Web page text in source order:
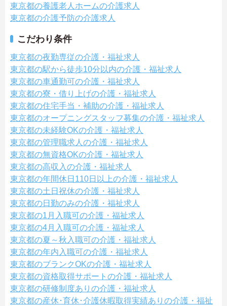
東京都の養護老人ホームの介護求人
東京都の介護予防の介護求人
こだわり条件
東京都の夜勤専従の介護・福祉求人
東京都の駅から徒歩10分以内の介護・福祉求人
東京都の車通勤可の介護・福祉求人
東京都の寮・借り上げの介護・福祉求人
東京都の住宅手当・補助の介護・福祉求人
東京都のオープニングスタッフ募集の介護・福祉求人
東京都の未経験OKの介護・福祉求人
東京都の管理職求人の介護・福祉求人
東京都の無資格OKの介護・福祉求人
東京都の高収入の介護・福祉求人
東京都の年間休日110日以上の介護・福祉求人
東京都の土日祝休の介護・福祉求人
東京都の日勤のみの介護・福祉求人
東京都の1月入職可の介護・福祉求人
東京都の4月入職可の介護・福祉求人
東京都の夏～秋入職可の介護・福祉求人
東京都の年内入職可の介護・福祉求人
東京都のブランクOKの介護・福祉求人
東京都の資格取得サポートの介護・福祉求人
東京都の研修制度ありの介護・福祉求人
東京都の産休･育休･介護休暇取得実績ありの介護・福祉